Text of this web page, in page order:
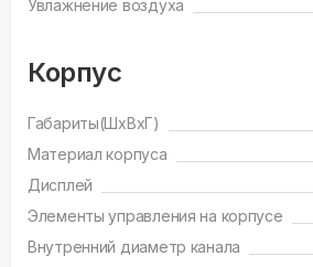
Увлажнение воздуха
Корпус
Габариты(ШхВхГ)
Материал корпуса
Дисплей
Элементы управления на корпусе
Внутренний диаметр канала